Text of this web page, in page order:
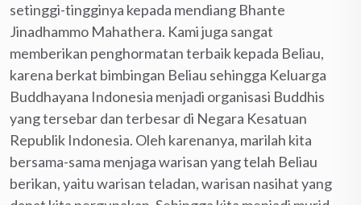
setinggi-tingginya kepada mendiang Bhante
Jinadhammo Mahathera. Kami juga sangat
memberikan penghormatan terbaik kepada Beliau,
karena berkat bimbingan Beliau sehingga Keluarga
Buddhayana Indonesia menjadi organisasi Buddhis
yang tersebar dan terbesar di Negara Kesatuan
Republik Indonesia. Oleh karenanya, marilah kita
bersama-sama menjaga warisan yang telah Beliau
berikan, yaitu warisan teladan, warisan nasihat yang